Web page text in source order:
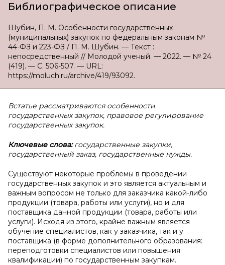
Библиографическое описание
Шубин, П. М. Особенности государственных
(муниципальных) закупок по федеральным законам №
44-ФЗ и 223-ФЗ / П. М. Шубин. — Текст :
непосредственный // Молодой ученый. — 2022. — № 24
(419). — С. 506-507. — URL:
https://moluch.ru/archive/419/93092.
Встатье рассматриваются особенности
государственных закупок, правовое регулирование
государственных закупок.
Ключевые слова:государственные закупки,
государственный заказ, государственные нужды.
Существуют некоторые проблемы в проведении
государственных закупок и это является актуальным и
важным вопросом не только для заказчика какой-либо
продукции (товара, работы или услуги), но и для
поставщика данной продукции (товара, работы или
услуги). Исходя из этого, крайне важным является
обучение специалистов, как у заказчика, так и у
поставщика (в форме дополнительного образования:
переподготовки специалистов или повышения
квалификации) по государственным закупкам.